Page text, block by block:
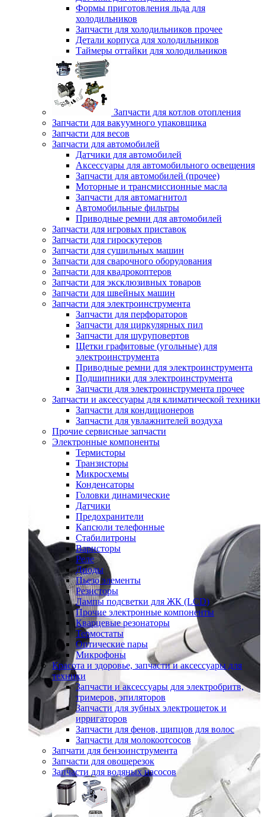
Формы приготовления льда для
холодильников
Запчасти для холодильников прочее
Детали корпуса для холодильников
Таймеры оттайки для холодильников
Запчасти для котлов отопления
Запчасти для вакуумного упаковщика
Запчасти для весов
Запчасти для автомобилей
Датчики для автомобилей
Аксессуары для автомобильного освещения
Запчасти для автомобилей (прочее)
Моторные и трансмиссионные масла
Запчасти для автомагнитол
Автомобильные фильтры
Приводные ремни для автомобилей
Запчасти для игровых приставок
Запчасти для гироскутеров
Запчасти для сушильных машин
Запчасти для сварочного оборудования
Запчасти для квадрокоптеров
Запчасти для эксклюзивных товаров
Запчасти для швейных машин
Запчасти для электроинструмента
Запчасти для перфораторов
Запчасти для циркулярных пил
Запчасти для шуруповертов
Щетки графитовые (угольные) для
электроинструмента
Приводные ремни для электроинструмента
Подшипники для электроинструмента
Запчасти для электроинструмента прочее
Запчасти и аксессуары для климатической техники
Запчасти для кондиционеров
Запчасти для увлажнителей воздуха
Прочие сервисные запчасти
Электронные компоненты
Термисторы
Транзисторы
Микросхемы
Конденсаторы
Головки динамические
Датчики
Предохранители
Капсюли телефонные
Стабилитроны
Варисторы
Реле
Диоды
Пьезо элементы
Резисторы
Лампы подсветки для ЖК (LCD)
Прочие электронные компоненты
Кварцевые резонаторы
Термостаты
Оптические пары
Микрофоны
Красота и здоровье, запчасти и аксессуары для
техники
Запчасти и аксессуары для электробритв,
тримеров, эпиляторов
Запчасти для зубных электрощеток и
ирригаторов
Запчасти для фенов, щипцов для волос
Запчасти для молокоотсосов
Запчати для бензоинструмента
Запчасти для овощерезок
Запчасти для водяных насосов